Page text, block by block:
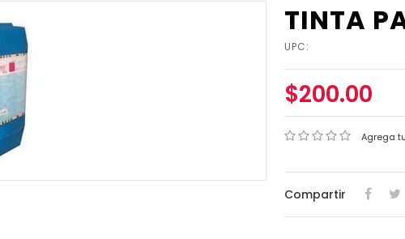
TINTA
UPC:
$200.00
Agrega
Compartir